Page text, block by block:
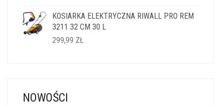
KOSIARKA ELEKTRYCZNA RIWALL PRO REM
3211 32 CM 30 L
299,99 ZŁ
NOWOŚCI